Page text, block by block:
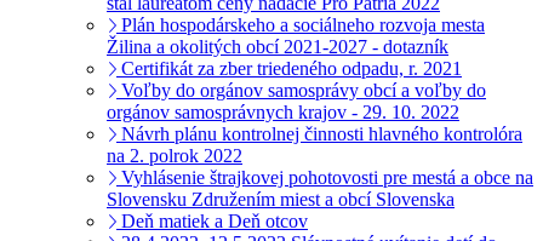
Plán hospodárskeho a sociálneho rozvoja mesta
Žilina a okolitých obcí 2021-2027 - dotazník
Certifikát za zber triedeného odpadu, r. 2021
Voľby do orgánov samosprávy obcí a voľby do
orgánov samosprávnych krajov - 29. 10. 2022
Návrh plánu kontrolnej činnosti hlavného kontrolóra
na 2. polrok 2022
Vyhlásenie štrajkovej pohotovosti pre mestá a obce na
Slovensku Združením miest a obcí Slovenska
Deň matiek a Deň otcov